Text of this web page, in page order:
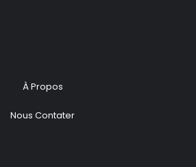
À Propos
Nous Contater